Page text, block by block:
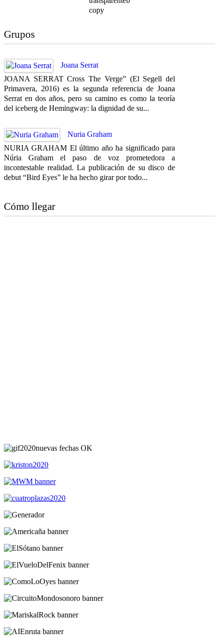
Grupos
Joana Serrat
JOANA SERRAT Cross The Verge” (El Segell del
Primavera, 2016) es la segunda referencia de Joana
Serrat en dos años, pero su camino es como la teoría
del iceberg de Hemingway: la dignidad de su...
Nuria Graham
NURIA GRAHAM El último año ha significado para
Núria Graham el paso de voz prometedora a
incontestable realidad. La publicación de su disco de
debut “Bird Eyes” le ha hecho girar por todo...
Cómo llegar